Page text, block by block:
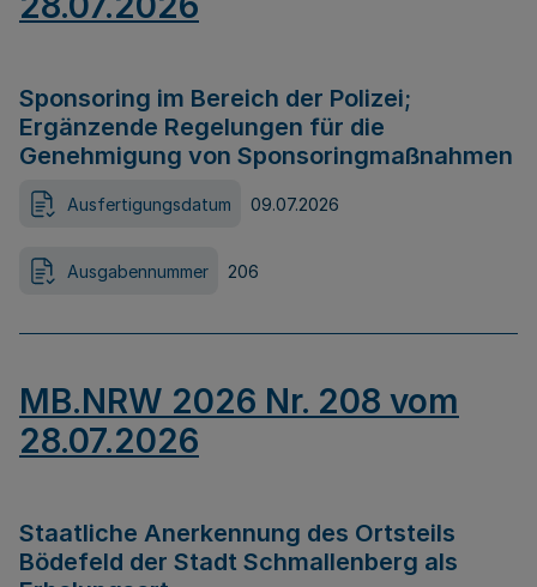
Sponsoring im Bereich der Polizei;
Ergänzende Regelungen für die
Genehmigung von Sponsoringmaßnahmen
Ausfertigungsdatum 09.07.2026
Ausgabennummer 206
MB.NRW 2026 Nr. 208 vom
28.07.2026
Staatliche Anerkennung des Ortsteils
Bödefeld der Stadt Schmallenberg als